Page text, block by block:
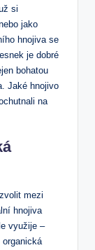
si
jako
hnojiva se
je dobré
bohatou
Jaké hnojivo
na
mezi
hnojiva
využije –